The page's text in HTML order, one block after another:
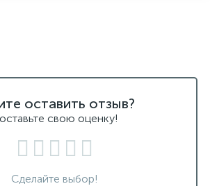
оставить отзыв?
свою оценку!
Сделайте выбор!